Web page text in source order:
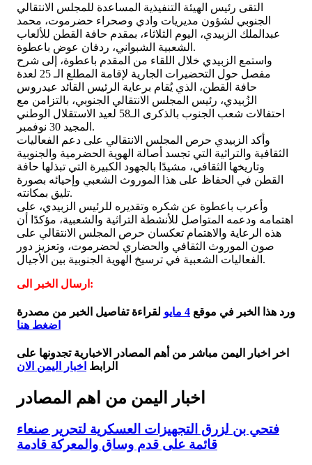
التقى رئيس الهيئة التنفيذية المساعدة للمجلس الانتقالي
الجنوبي لشؤون مديريات وادي وصحراء حضرموت، محمد
عبدالملك الزبيدي، اليوم الثلاثاء، بمقدم حافة القطن للألعاب
الشعبية الشبواني، ردفان عوض باعطوة.
واستمع الزبيدي خلال اللقاء من المقدم باعطوة، إلى شرح
مفصل حول التحضيرات الجارية لإقامة المطلع الـ 25 لعدة
حافة القطن، الذي يُقام برعاية الرئيس القائد عيدروس
الزُبيدي، رئيس المجلس الانتقالي الجنوبي، بالتزامن مع
احتفالات شعب الجنوب بالذكرى الـ58 لعيد الاستقلال الوطني
المجيد 30 نوفمبر.
وأكد الزبيدي حرص المجلس الانتقالي على دعم الفعاليات
الثقافية والتراثية التي تجسد أصالة الهوية الحضرمية والجنوبية
وتاريخها الثقافي، مشيدًا بالجهود الكبيرة التي تبذلها حافة
القطن في الحفاظ على هذا الموروث الشعبي وإحيائه بصورة
تليق بمكانته.
وأعرب باعطوة عن شكره وتقديره للرئيس الزبيدي، على
اهتمامه ودعمه المتواصل للأنشطة التراثية والشعبية، مؤكدًا أن
هذه الرعاية والاهتمام تعكسان حرص المجلس الانتقالي على
صون الموروث الثقافي والحضاري لحضرموت، وتعزيز دور
الفعاليات الشعبية في ترسيخ الهوية الجنوبية بين الأجيال.
ارسال الخبر الى:
ورد هذا الخبر في موقع 4 مايو
لقراءة تفاصيل الخبر من مصدرة
اضغط هنا
اخر اخبار اليمن مباشر من أهم المصادر الاخبارية تجدونها على
الرابط اخبار اليمن الان
اخبار اليمن من اهم المصادر
فتحي بن لزرق التجهيزات العسكرية لتحرير صنعاء
قائمة على قدم وساق والمعركة قادمة